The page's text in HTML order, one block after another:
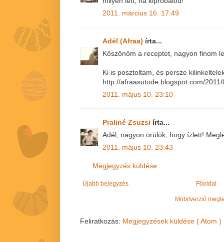
2011. március 16. 17:49
Adél (Afraa) írta...
Köszönöm a receptet, nagyon finom
Ki is posztoltam, és persze
http://afraasutode.blogspot.com/
2011. május 10. 23:10
Praliné Zsuzsi írta...
Adél, nagyon örülök, hogy ízlett!
2011. május 10. 23:43
Megjegyzés küldése
Újabb bejegyzés Főoldal
Mobilverzió
Feliratkozás: Megjegyzések küldése ( Atom )